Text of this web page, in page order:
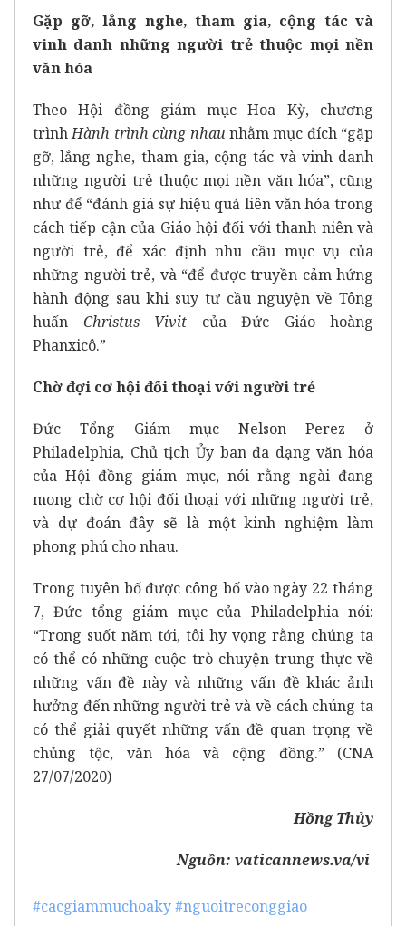
Gặp gỡ, lắng nghe, tham gia, cộng tác và
vinh danh những người trẻ thuộc mọi nền
văn hóa
Theo Hội đồng giám mục Hoa Kỳ, chương
trìnhHành trình cùng nhau nhằm mục đích “gặp
gỡ, lắng nghe, tham gia, cộng tác và vinh danh
những người trẻ thuộc mọi nền văn hóa”, cũng
như để “đánh giá sự hiệu quả liên văn hóa trong
cách tiếp cận của Giáo hội đối với thanh niên và
người trẻ, để xác định nhu cầu mục vụ của
những người trẻ, và “để được truyền cảm hứng
hành động sau khi suy tư cầu nguyện về Tông
huấn Christus Vivit của Đức Giáo hoàng
Phanxicô.”
Chờ đợi cơ hội đối thoại với người trẻ
Đức Tổng Giám mục Nelson Perez ở
Philadelphia, Chủ tịch Ủy ban đa dạng văn hóa
của Hội đồng giám mục, nói rằng ngài đang
mong chờ cơ hội đối thoại với những người trẻ,
và dự đoán đây sẽ là một kinh nghiệm làm
phong phú cho nhau.
Trong tuyên bố được công bố vào ngày 22 tháng
7, Đức tổng giám mục của Philadelphia nói:
“Trong suốt năm tới, tôi hy vọng rằng chúng ta
có thể có những cuộc trò chuyện trung thực về
những vấn đề này và những vấn đề khác ảnh
hưởng đến những người trẻ và về cách chúng ta
có thể giải quyết những vấn đề quan trọng về
chủng tộc, văn hóa và cộng đồng.” (CNA
27/07/2020)
Hồng Thủy
Nguồn: vaticannews.va/vi
#cacgiammuchoaky#nguoitreconggiao